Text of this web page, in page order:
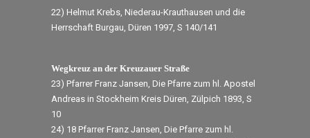
22) Helmut Krebs, Niederau-Krauthausen und die
Herrschaft Burgau, Düren 1997, S 140/141
Wegkreuz an der Kreuzauer Straße
23) Pfarrer Franz Jansen, Die Pfarre zum hl. Apostel
Andreas in Stockheim Kreis Düren, Zülpich 1893, S
10
24) 18 Pfarrer Franz Jansen, Die Pfarre zum hl.